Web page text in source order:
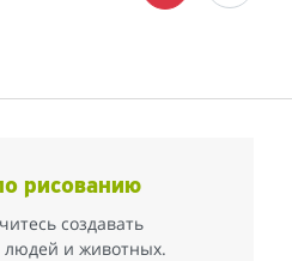
рисованию
создавать
людей и животных.